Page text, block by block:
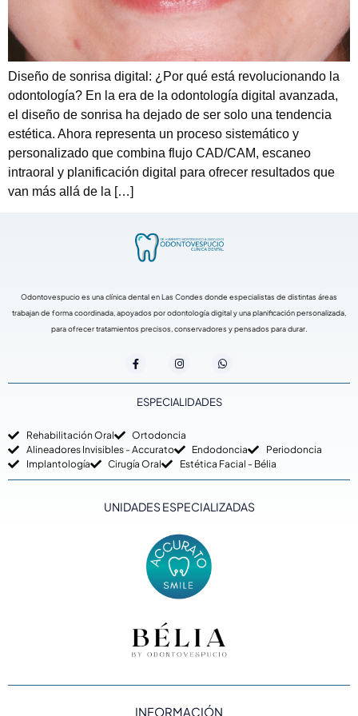
Diseño de sonrisa digital: ¿Por qué está revolucionando la
odontología? En la era de la odontología digital avanzada,
el diseño de sonrisa ha dejado de ser solo una tendencia
estética. Ahora representa un proceso sistemático y
personalizado que combina flujo CAD/CAM, escaneo
intraoral y planificación digital para ofrecer resultados que
van más allá de la […]
Odontovespucio es una clínica dental en Las Condes donde especialistas de distintas áreas
trabajan de forma coordinada, apoyados por odontología digital y una planificación personalizada,
para ofrecer tratamientos precisos, conservadores y pensados para durar.
ESPECIALIDADES
Rehabilitación Oral
Ortodoncia
Alineadores Invisibles - Accurato
Endodoncia
Periodoncia
Implantología
Cirugía Oral Estética Facial - Bélia
UNIDADES ESPECIALIZADAS
INFORMACIÓN